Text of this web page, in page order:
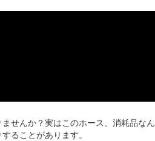
せんか？実はこのホース、消耗品な
ることがあります。